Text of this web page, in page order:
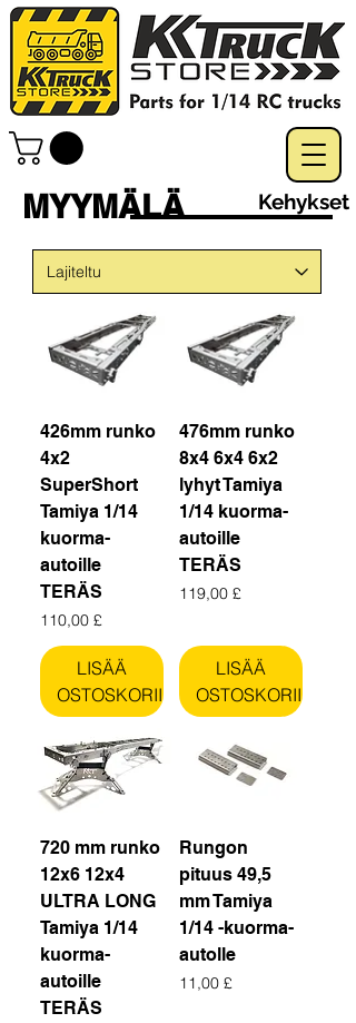
MYYMÄLÄ Kehykset
426mm runko
4x2
SuperShort
Tamiya 1/14
kuorma-
autoille
TERÄS
Hinta
110,00 £
LISÄÄ
OSTOSKORIIN
476mm runko
8x4 6x4 6x2
lyhyt Tamiya
1/14 kuorma-
autoille
TERÄS
Hinta
119,00 £
LISÄÄ
OSTOSKORIIN
720 mm runko
12x6 12x4
ULTRA LONG
Tamiya 1/14
kuorma-
autoille
TERÄS
Rungon
pituus 49,5
mm Tamiya
1/14 -kuorma-
autolle
Hinta
11,00 £